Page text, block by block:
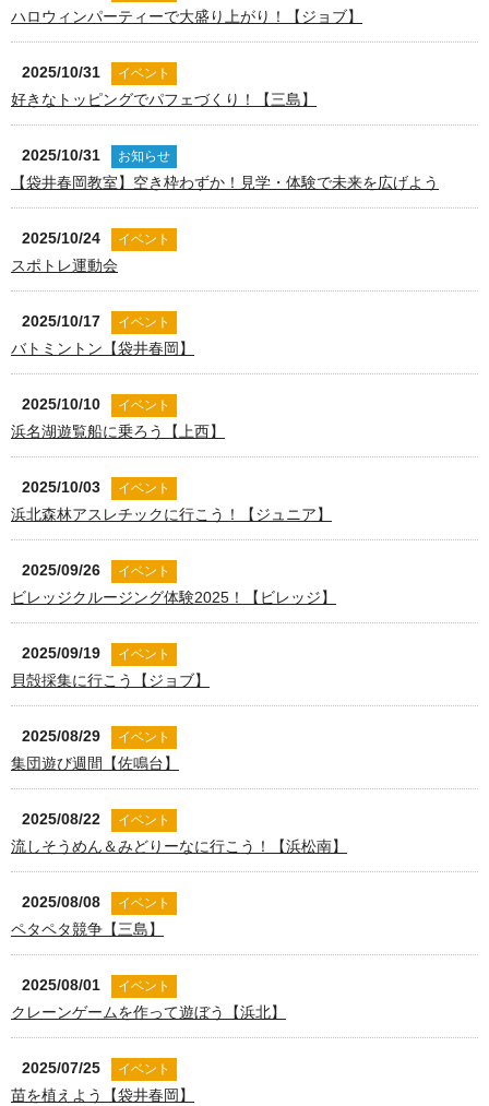
ハロウィンパーティーで大盛り上がり！【ジョブ】
2025/10/31 イベント
好きなトッピングでパフェづくり！【三島】
2025/10/31 お知らせ
【袋井春岡教室】空き枠わずか！見学・体験で未来を広げよう
2025/10/24 イベント
スポトレ運動会
2025/10/17 イベント
バトミントン【袋井春岡】
2025/10/10 イベント
浜名湖遊覧船に乗ろう【上西】
2025/10/03 イベント
浜北森林アスレチックに行こう！【ジュニア】
2025/09/26 イベント
ビレッジクルージング体験2025！【ビレッジ】
2025/09/19 イベント
貝殻採集に行こう【ジョブ】
2025/08/29 イベント
集団遊び週間【佐鳴台】
2025/08/22 イベント
流しそうめん＆みどりーなに行こう！【浜松南】
2025/08/08 イベント
ペタペタ競争【三島】
2025/08/01 イベント
クレーンゲームを作って遊ぼう【浜北】
2025/07/25 イベント
苗を植えよう【袋井春岡】